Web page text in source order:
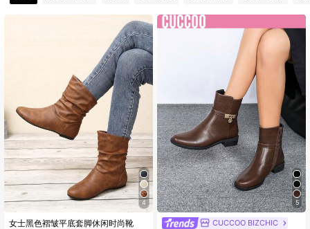
7K 追蹤者
4.91 7K 追蹤者
4.91 7K 追蹤者
4.91 7K 追蹤者
4
女士黑色褶皱平底套脚休闲时尚靴
5
CUCCOO BIZCHIC